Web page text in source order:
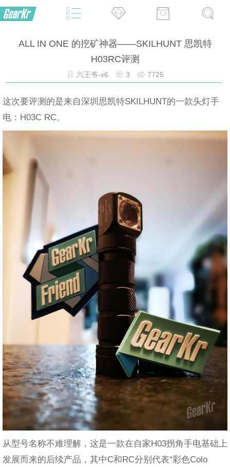
ALL IN ONE 的挖矿神器——SKILHUNT 思凯特
H03RC评测
六王爷-x6 3 7725
这次要评测的是来自深圳思凯特SKILHUNT的一款头灯手
电：H03C RC。
从型号名称不难理解，这是一款在自家H03拐角手电基础上
发展而来的后续产品，其中C和RC分别代表“彩色Colo